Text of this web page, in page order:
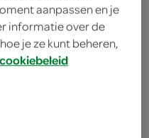
aanpassen en je
informatie over de
je ze kunt beheren,
cookiebeleid